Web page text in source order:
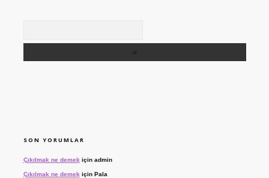
SON YORUMLAR
Çıkılmak ne demek için admin
Çıkılmak ne demek için Pala